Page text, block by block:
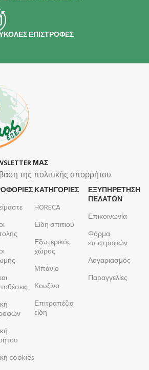
ΕΠΙΣΤΡΟΦΕΣ
ΜΑΣ
της πολιτικής απορρήτου.
cookies
ΚΑΤΗΓΟΡΙΕΣ
HORECA
Είδη σπιτιού
Εξωτερικός
χώρος
Μπάνιο
Κουζίνα
Επιτραπέζια
είδη
ΕΞΥΠΗΡΕΤΗΣΗ
ΠΕΛΑΤΩΝ
Επικοινωνία
Φόρμα
επιστροφών
Λογαριασμός
Παραγγελίες